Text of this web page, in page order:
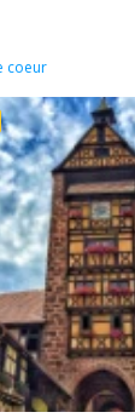
coeur